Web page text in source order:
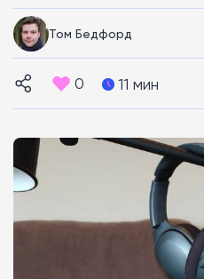
Том Бедфорд
0 11 мин